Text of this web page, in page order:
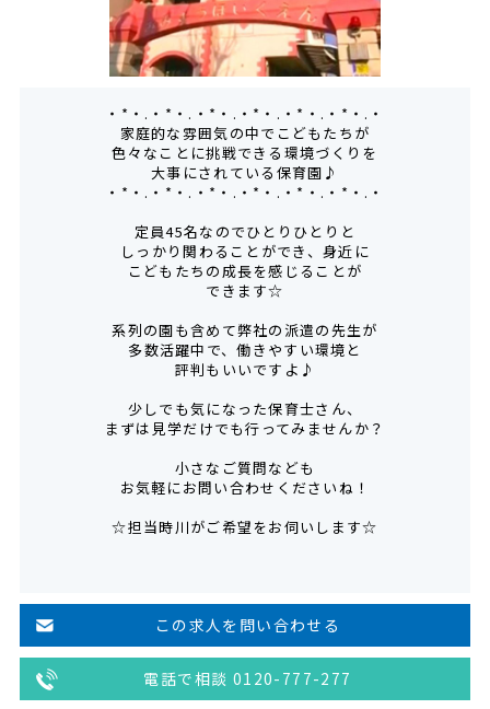
・*・.・*・.・*・.・*・.・*・.・*・.・
家庭的な雰囲気の中でこどもたちが
色々なことに挑戦できる環境づくりを
大事にされている保育園♪
・*・.・*・.・*・.・*・.・*・.・*・.・
定員45名なのでひとりひとりと
しっかり関わることができ、身近に
こどもたちの成長を感じることが
できます☆
系列の園も含めて弊社の派遣の先生が
多数活躍中で、働きやすい環境と
評判もいいですよ♪
少しでも気になった保育士さん、
まずは見学だけでも行ってみませんか？
小さなご質問なども
お気軽にお問い合わせくださいね！
☆担当時川がご希望をお伺いします☆
この求人を問い合わせる
電話で相談 0120-777-277